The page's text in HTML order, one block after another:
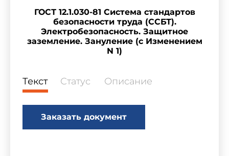
ГОСТ 12.1.030-81 Система стандартов
безопасности труда (ССБТ).
Электробезопасность. Защитное
заземление. Зануление (с Изменением
N 1)
Текст Статус Описание
Заказать документ